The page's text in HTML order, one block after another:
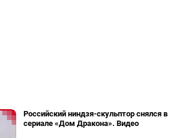
Российский ниндзя-скульптор снялся в
сериале «Дом Дракона». Видео